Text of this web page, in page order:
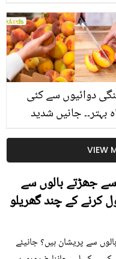
غلط فہمیوں کی
کیا ہے اور افواہ
دوائیوں سے کئی
بہتر۔۔ جانیں شدید
کھانا چاہیے؟
VIEW
جھڑتے بالوں سے
کرنے کے چند گھریلو
سے پریشان ہیں؟ جانیئے